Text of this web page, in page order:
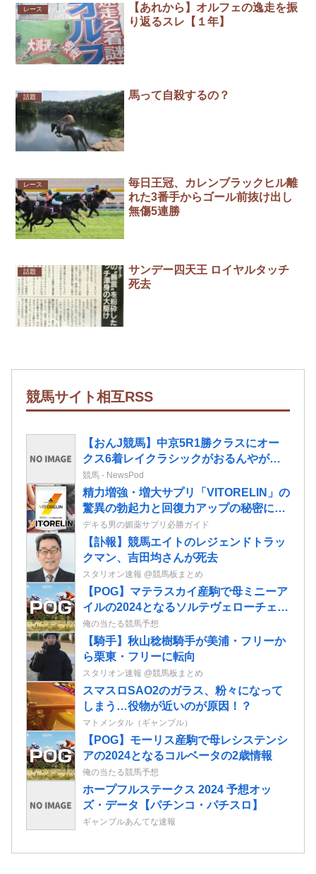
レース
【あれから】オルフェの逸走を振
り返るスレ【１年】
話題 馬って自殺するの？
レース
毎日王冠、カレンブラックヒル離
れた3番手からゴール前抜け出し
無傷5連勝
話題
サンデー四天王 ロイヤルタッチ
死去
競馬サイト相互RSS
【おんJ競馬】中京5R1勝クラスにオー
クス6着レイクラシックがおるんやが信
じてええんか？
競馬 - NewsPod
精力増強・増大サプリ「VITORELIN」の
驚異の勃起力と回復力アップの秘密に迫
る！
デキる男の媚薬サプリ必勝ガイド
【訃報】競馬エイトのレジェンドトラッ
クマン、吉田均さんが死去
スタリオン速報 @競馬板まとめ
【POG】マテラスカイ産駒で母ミニーア
イルの2024となるソルテヴェローチェの
2歳情報
俺の当たる競馬予想
【騎手】秋山稔樹騎手が美浦・フリーか
ら栗東・フリーに転向
スタリオン速報 @競馬板まとめ
スマスロSAO2のガラス、粉々になって
しまう…役物が近いのが原因！？
マトメンタル（ギャンブル）
【POG】モーリス産駒で母レシステンシ
アの2024となるコルベータの2歳情報
俺の当たる競馬予想
ホープフルステークス 2024 予想オッ
ズ・データ【パチンコ・パチスロ】
ギャンブルあんてな速報